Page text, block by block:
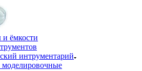
ёмкости
интрументарий